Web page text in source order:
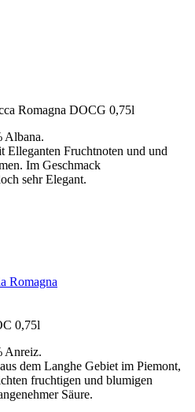
Romagna DOCG 0,75l
Albana.
Elleganten Fruchtnoten und und
Im Geschmack
sehr Elegant.
Romagna
0,75l
Anreiz.
dem Langhe Gebiet im Piemont,
fruchtigen und blumigen
Säure.